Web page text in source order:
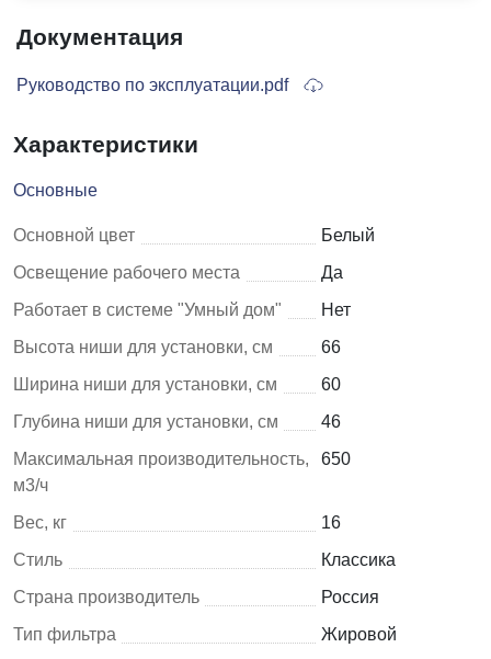
Документация
Руководство по эксплуатации.pdf
Характеристики
Основные
Основной цвет
Белый
Освещение рабочего места
Да
Работает в системе "Умный дом"
Нет
Высота ниши для установки, см
66
Ширина ниши для установки, см
60
Глубина ниши для установки, см
46
Максимальная производительность,
м3/ч
650
Вес, кг
16
Стиль
Классика
Страна производитель
Россия
Тип фильтра
Жировой